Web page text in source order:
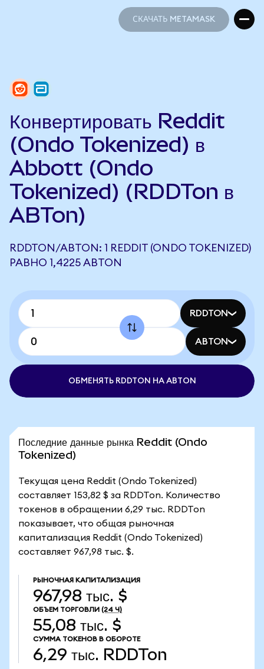
СКАЧАТЬ METAMASK
Конвертировать Reddit
(Ondo Tokenized) в
Abbott (Ondo
Tokenized) (RDDTon в
ABTon)
RDDTON/ABTON: 1 REDDIT (ONDO TOKENIZED)
РАВНО 1,4225 ABTON
RDDTON
ABTON
ОБМЕНЯТЬ RDDTON НА ABTON
Последние данные рынка Reddit (Ondo
Tokenized)
Текущая цена Reddit (Ondo Tokenized)
составляет 153,82 $ за RDDTon. Количество
токенов в обращении 6,29 тыс. RDDTon
показывает, что общая рыночная
капитализация Reddit (Ondo Tokenized)
составляет 967,98 тыс. $.
РЫНОЧНАЯ КАПИТАЛИЗАЦИЯ
967,98 тыс. $
ОБЪЕМ ТОРГОВЛИ (24 Ч)
55,08 тыс. $
СУММА ТОКЕНОВ В ОБОРОТЕ
6,29 тыс. RDDTon